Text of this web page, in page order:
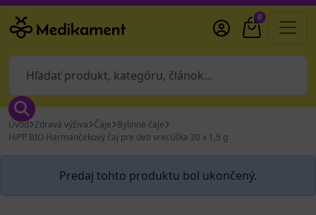
0
Úvod Zdravá výživa Čaje Bylinné čaje
HiPP BIO Harmančekový čaj pre deti vrecúška 20 x 1,5 g
Predaj tohto produktu bol ukončený.